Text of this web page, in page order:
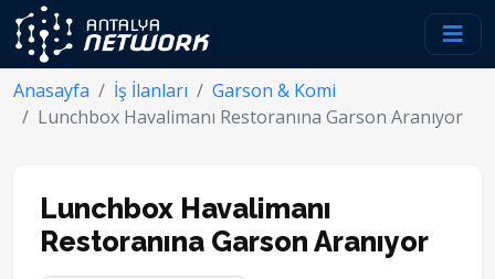
Anasayfa İş İlanları
Garson & Komi
Lunchbox Havalimanı Restoranına Garson Aranıyor
Lunchbox Havalimanı
Restoranına Garson Aranıyor